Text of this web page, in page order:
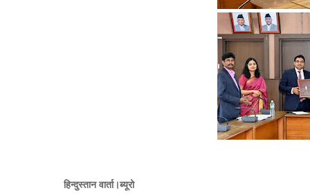
हिन्दुस्तान वार्ता।ब्यूरो